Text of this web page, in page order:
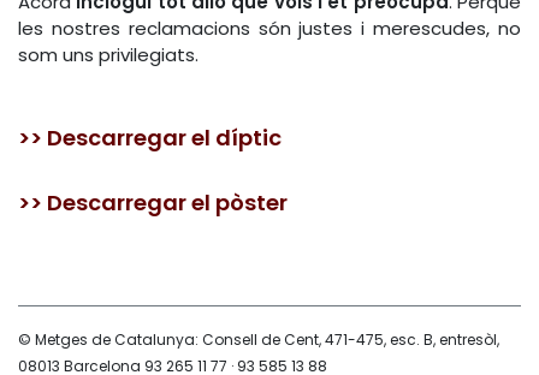
les nostres reclamacions són justes i merescudes, no
som uns privilegiats.
>> Descarregar el díptic
>> Descarregar el pòster
© Metges de Catalunya: Consell de Cent, 471-475, esc. B, entresòl,
08013 Barcelona 93 265 11 77 · 93 585 13 88